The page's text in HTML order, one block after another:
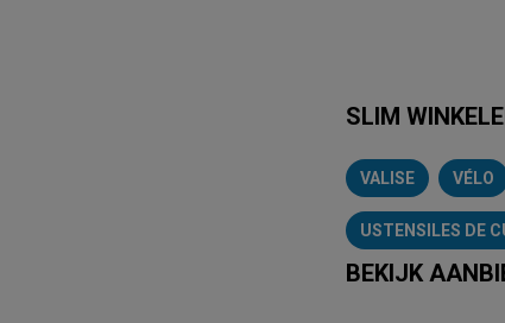
SLIM
VALISE VÉLO
USTENSILES DE
BEKIJK